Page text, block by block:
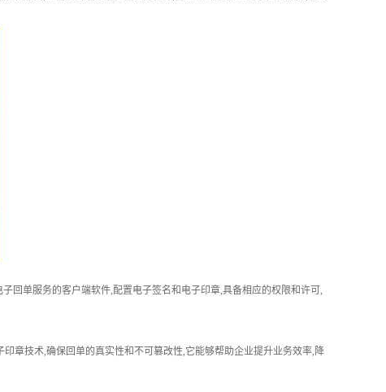
子回单服务的客户端软件,配置电子签名和电子印章,具备相应的权限和许可,
章技术,确保回单的真实性和不可篡改性,它能够帮助企业提升业务效率,降